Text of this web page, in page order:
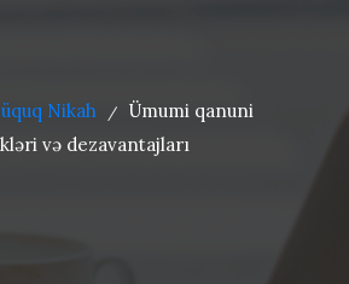
Nikah /
Ümumi qanuni
və dezavantajları